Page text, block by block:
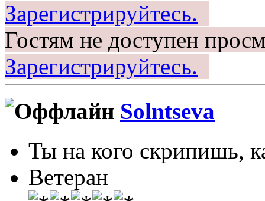
Зарегистрируйтесь.
Гостям не доступен
Зарегистрируйтесь.
Solntseva
Ты на кого скрипишь,
Ветеран